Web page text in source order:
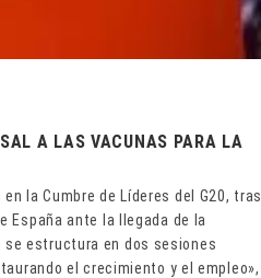
A LAS VACUNAS PARA LA
la Cumbre de Líderes del G20, tras
España ante la llegada de la
se estructura en dos sesiones
el crecimiento y el empleo»,